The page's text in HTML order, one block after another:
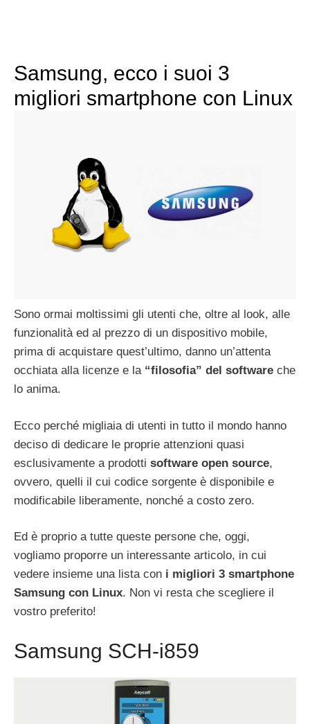
Samsung, ecco i suoi 3
migliori smartphone con Linux
Sono ormai moltissimi gli utenti che, oltre al look, alle
funzionalità ed al prezzo di un dispositivo mobile,
prima di acquistare quest’ultimo, danno un’attenta
occhiata alla licenze e la “filosofia” del software che
lo anima.
Ecco perché migliaia di utenti in tutto il mondo hanno
deciso di dedicare le proprie attenzioni quasi
esclusivamente a prodotti software open source,
ovvero, quelli il cui codice sorgente è disponibile e
modificabile liberamente, nonché a costo zero.
Ed è proprio a tutte queste persone che, oggi,
vogliamo proporre un interessante articolo, in cui
vedere insieme una lista con i migliori 3 smartphone
Samsung con Linux. Non vi resta che scegliere il
vostro preferito!
Samsung SCH-i859